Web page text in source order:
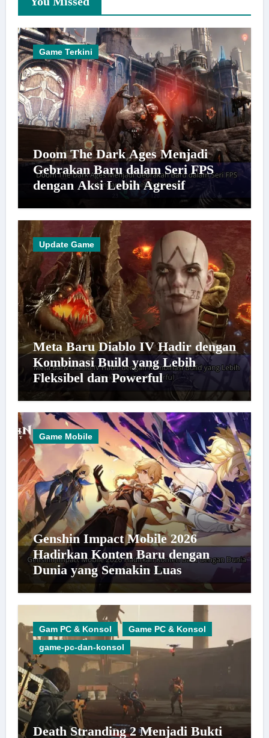
Game Terkini
Doom The Dark Ages Menjadi
Gebrakan Baru dalam Seri FPS
dengan Aksi Lebih Agresif
Update Game
Meta Baru Diablo IV Hadir dengan
Kombinasi Build yang Lebih
Fleksibel dan Powerful
Game Mobile
Genshin Impact Mobile 2026
Hadirkan Konten Baru dengan
Dunia yang Semakin Luas
Gam PC & Konsol
Game PC & Konsol
game-pc-dan-konsol
Death Stranding 2 Menjadi Bukti